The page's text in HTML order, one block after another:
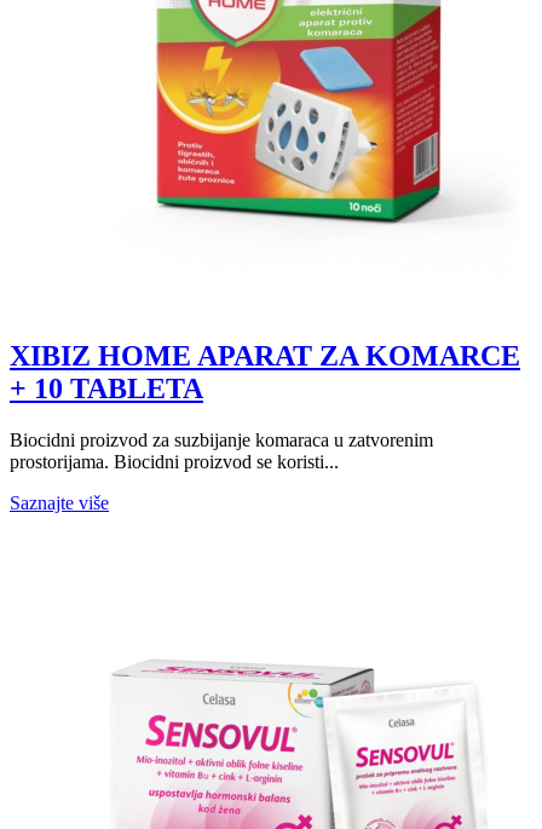
XIBIZ HOME APARAT ZA KOMARCE
+ 10 TABLETA
Biocidni proizvod za suzbijanje komaraca u zatvorenim
prostorijama. Biocidni proizvod se koristi...
Saznajte više